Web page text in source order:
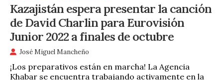
Kazajistán espera presentar la canción
de David Charlin para Eurovisión
Junior 2022 a finales de octubre
José Miguel Mancheño
¡Los preparativos están en marcha! La Agencia
Khabar se encuentra trabajando activamente en la